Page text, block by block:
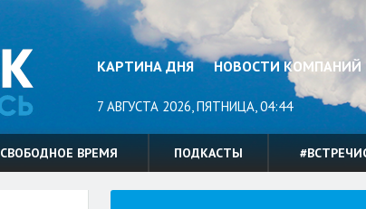
КАРТИНА ДНЯ НОВОСТИ КОМПАНИЙ
7 АВГУСТА 2026, ПЯТНИЦА, 04:44
СВОБОДНОЕ ВРЕМЯ ПОДКАСТЫ